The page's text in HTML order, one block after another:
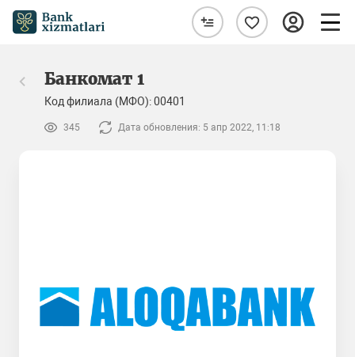
Банкомат 1
Код филиала (МФО): 00401
345 Дата обновления: 5 апр 2022, 11:18